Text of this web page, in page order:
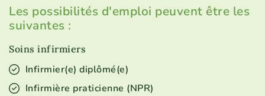
Les possibilités d'emploi peuvent être les
suivantes :
Soins infirmiers
Infirmier(e) diplômé(e)
Infirmière praticienne (NPR)